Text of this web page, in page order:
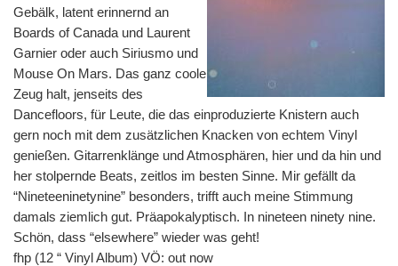
Gebälk, latent erinnernd an
Boards of Canada und Laurent
Garnier oder auch Siriusmo und
Mouse On Mars. Das ganz coole
Zeug halt, jenseits des
Dancefloors, für Leute, die das einproduzierte Knistern auch
gern noch mit dem zusätzlichen Knacken von echtem Vinyl
genießen. Gitarrenklänge und Atmosphären, hier und da hin und
her stolpernde Beats, zeitlos im besten Sinne. Mir gefällt da
“Nineteeninetynine” besonders, trifft auch meine Stimmung
damals ziemlich gut. Präapokalyptisch. In nineteen ninety nine.
Schön, dass “elsewhere” wieder was geht!
fhp (12 “ Vinyl Album) VÖ: out now